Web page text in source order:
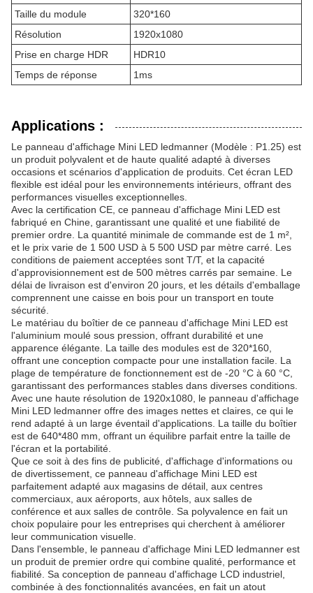
Taille du module
320*160
Résolution
1920x1080
Prise en charge HDR
HDR10
Temps de réponse
1ms
Applications :
Le panneau d'affichage Mini LED ledmanner (Modèle : P1.25) est
un produit polyvalent et de haute qualité adapté à diverses
occasions et scénarios d'application de produits. Cet écran LED
flexible est idéal pour les environnements intérieurs, offrant des
performances visuelles exceptionnelles.
Avec la certification CE, ce panneau d'affichage Mini LED est
fabriqué en Chine, garantissant une qualité et une fiabilité de
premier ordre. La quantité minimale de commande est de 1 m²,
et le prix varie de 1 500 USD à 5 500 USD par mètre carré. Les
conditions de paiement acceptées sont T/T, et la capacité
d'approvisionnement est de 500 mètres carrés par semaine. Le
délai de livraison est d'environ 20 jours, et les détails d'emballage
comprennent une caisse en bois pour un transport en toute
sécurité.
Le matériau du boîtier de ce panneau d'affichage Mini LED est
l'aluminium moulé sous pression, offrant durabilité et une
apparence élégante. La taille des modules est de 320*160,
offrant une conception compacte pour une installation facile. La
plage de température de fonctionnement est de -20 °C à 60 °C,
garantissant des performances stables dans diverses conditions.
Avec une haute résolution de 1920x1080, le panneau d'affichage
Mini LED ledmanner offre des images nettes et claires, ce qui le
rend adapté à un large éventail d'applications. La taille du boîtier
est de 640*480 mm, offrant un équilibre parfait entre la taille de
l'écran et la portabilité.
Que ce soit à des fins de publicité, d'affichage d'informations ou
de divertissement, ce panneau d'affichage Mini LED est
parfaitement adapté aux magasins de détail, aux centres
commerciaux, aux aéroports, aux hôtels, aux salles de
conférence et aux salles de contrôle. Sa polyvalence en fait un
choix populaire pour les entreprises qui cherchent à améliorer
leur communication visuelle.
Dans l'ensemble, le panneau d'affichage Mini LED ledmanner est
un produit de premier ordre qui combine qualité, performance et
fiabilité. Sa conception de panneau d'affichage LCD industriel,
combinée à des fonctionnalités avancées, en fait un atout